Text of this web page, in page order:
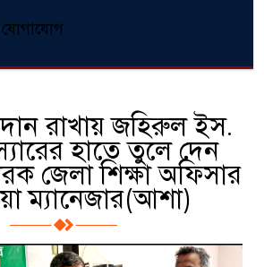
যোগাযোগ
রাখায় জহিরুল ইস.
হাতে তুলে দেন
জেলা শিক্ষা অফিসার
ম্যানেজার(আশা)